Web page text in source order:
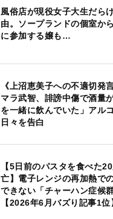
風俗店が現役女子大生だら
由。ソープランドの個室か
に参加する嬢も…
《上沼恵美子への不適切発
マラ武智、誹謗中傷で酒量
を一緒に飲んでいた」アル
日々を告白
【5日前のパスタを食べた
亡】電子レンジの再加熱で
できない「チャーハン症候
【2026年6月バズり記事1位